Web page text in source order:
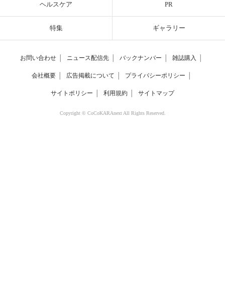
ヘルスケア PR
特集 ギャラリー
お問い合わせ ニュース配信先 バックナンバー 雑誌購入
会社概要 広告掲載について プライバシーポリシー
サイトポリシー 利用規約 サイトマップ
Copyright © CoCoKARAnext All Rights Reserved.